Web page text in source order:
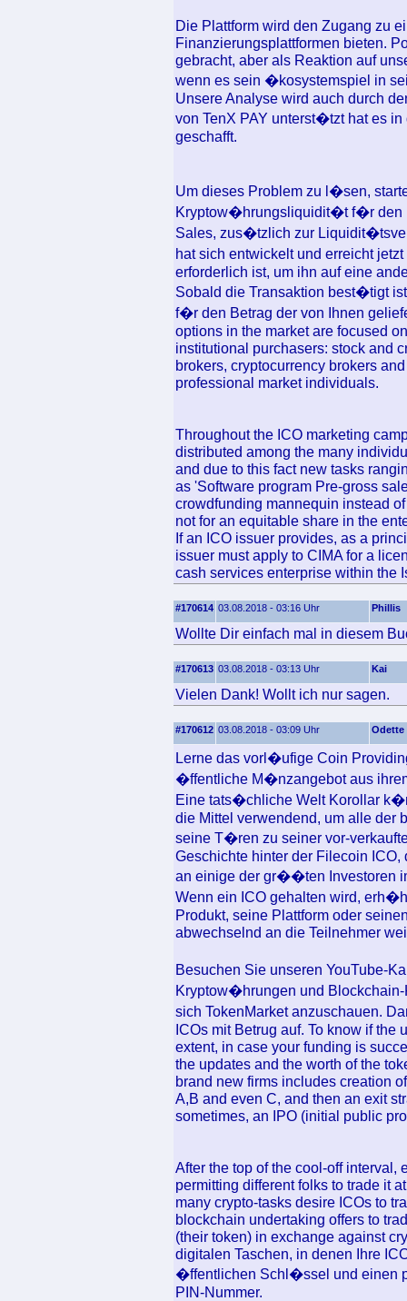
Die Plattform wird den Zugang zu
Finanzierungsplattformen bieten.
gebracht, aber als Reaktion auf
wenn es sein �kosystemspiel in
Unsere Analyse wird auch durch
von TenX PAY unterst�tzt hat es
geschafft.
Um dieses Problem zu l�sen,
Kryptow�hrungsliquidit�t f�r den
Sales, zus�tzlich zur
hat sich entwickelt und erreicht
erforderlich ist, um ihn auf eine
Sobald die Transaktion best�tigt
f�r den Betrag der von Ihnen
options in the market are focused
institutional purchasers: stock and
brokers, cryptocurrency brokers
professional market individuals.
Throughout the ICO marketing
distributed among the many
and due to this fact new tasks
as 'Software program Pre-gross
crowdfunding mannequin instead
not for an equitable share in the
If an ICO issuer provides, as a
issuer must apply to CIMA for a
cash services enterprise within the
#170614 03.08.2018 - 03:16 Uhr Phillis
Wollte Dir einfach mal in diesem
#170613 03.08.2018 - 03:13 Uhr Kai
Vielen Dank! Wollt ich nur sagen.
#170612 03.08.2018 - 03:09 Uhr Odette
Lerne das vorl�ufige Coin
�ffentliche M�nzangebot aus
Eine tats�chliche Welt Korollar
die Mittel verwendend, um alle der
seine T�ren zu seiner vor-
Geschichte hinter der Filecoin
an einige der gr��ten Investoren
Wenn ein ICO gehalten wird,
Produkt, seine Plattform oder
abwechselnd an die Teilnehmer
Besuchen Sie unseren YouTube-
Kryptow�hrungen und
sich TokenMarket anzuschauen.
ICOs mit Betrug auf. To know if
extent, in case your funding is
the updates and the worth of the
brand new firms includes creation
A,B and even C, and then an exit
sometimes, an IPO (initial public
After the top of the cool-off
permitting different folks to trade it
many crypto-tasks desire ICOs to
blockchain undertaking offers to
(their token) in exchange against
digitalen Taschen, in denen Ihre
�ffentlichen Schl�ssel und einen
PIN-Nummer.